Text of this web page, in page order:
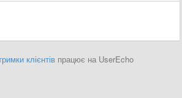
клієнтів працює на UserEcho